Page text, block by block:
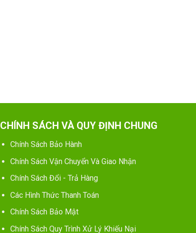
CHÍNH SÁCH VÀ QUY ĐỊNH CHUNG
Chính Sách Bảo Hành
Chính Sách Vận Chuyển Và Giao Nhận
Chính Sách Đổi - Trả Hàng
Các Hình Thức Thanh Toán
Chính Sách Bảo Mật
Chính Sách Quy Trình Xử Lý Khiếu Nại